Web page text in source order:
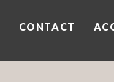
CONTACT